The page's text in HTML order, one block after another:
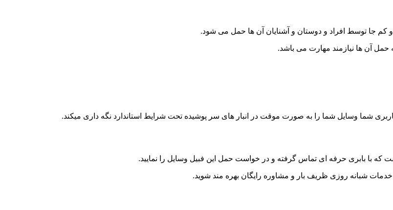
کم جا توسط افراد و دوستان و آشنایان آن ها حمل می شود.
حمل آن ها نیازمند مهارت می باشد.
شما وسایل شما را به صورت موقت در انبار های سر پوشیده تحت شرایط استاندارد نگه داری میکند.
با بابری حرفه ای تماس گرفته و در خواست حمل این فبیل وسایل را نمایید.